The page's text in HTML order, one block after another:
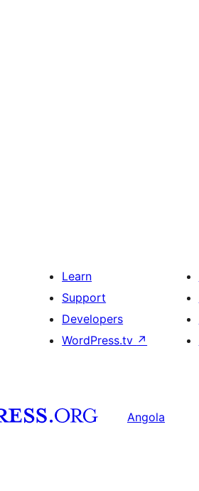
Learn
Support
Developers
WordPress.tv ↗
Angola